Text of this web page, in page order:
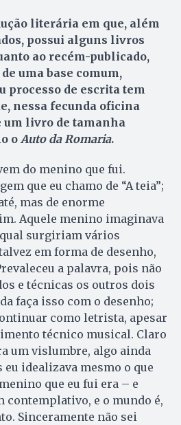
literária em que, além
possui alguns livros
ao recém-publicado,
uma base comum,
processo de escrita tem
nessa fecunda oficina
um livro de tamanha
o Auto da Romaria.
do menino que fui.
que eu chamo de “A teia”;
mas de enorme
Aquele menino imaginava
surgiriam vários
em forma de desenho,
a palavra, pois não
e técnicas os outros dois
faça isso com o desenho;
como letrista, apesar
técnico musical. Claro
um vislumbre, algo ainda
idealizava mesmo o que
que eu fui era – e
contemplativo, e o mundo é,
Sinceramente não sei